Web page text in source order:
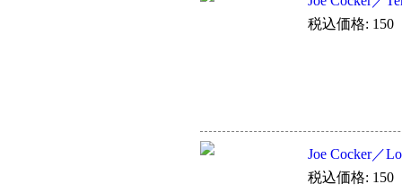
税込価格: 150
Joe Cocker／
税込価格: 150